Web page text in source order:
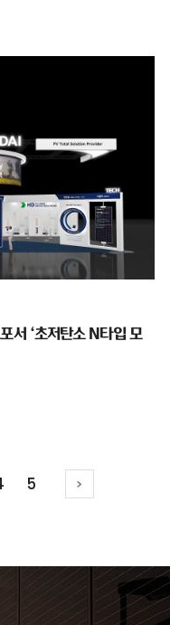
서 ‘초저탄소 N타입 모
5